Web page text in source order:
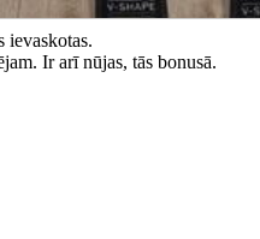
ievaskotas.
Ir arī nūjas, tās bonusā.